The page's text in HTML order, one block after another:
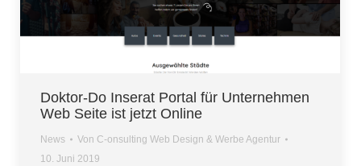
Doktor-Do Inserat Portal für Unternehmen
Web Seite ist jetzt Online
News Von C-onsulting Web Design & Werbe Agentur
10. Juni 2019